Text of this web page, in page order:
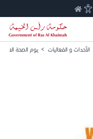
الأحداث و الفعاليات > يوم الصحة